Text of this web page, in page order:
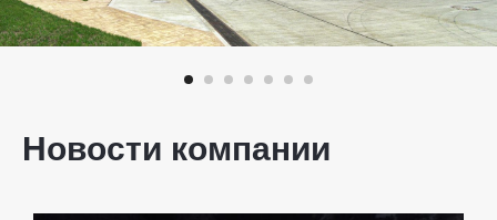
Новости компании